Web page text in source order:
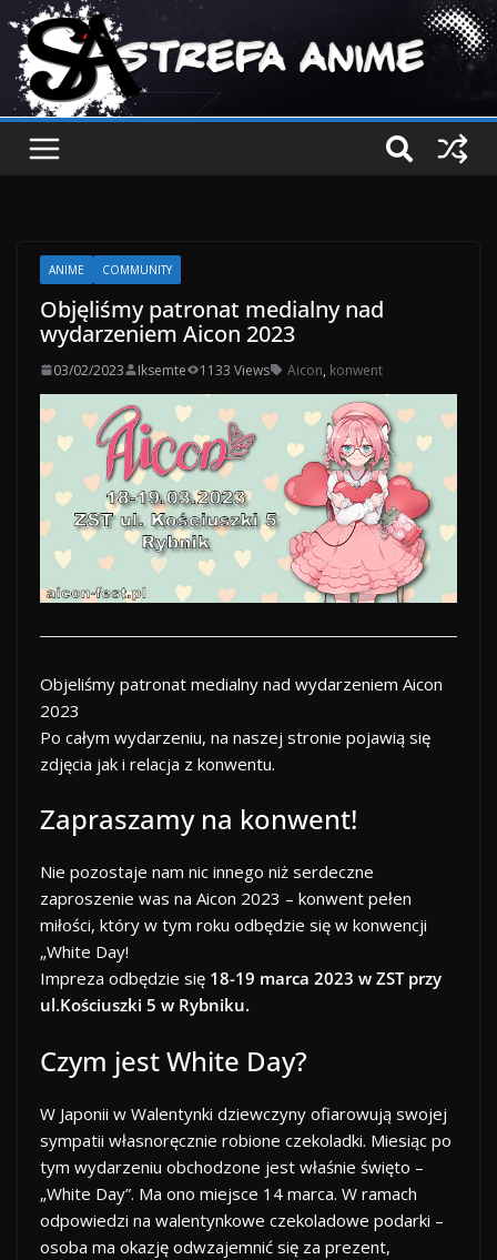
ANIME COMMUNITY
Objęliśmy patronat medialny nad
wydarzeniem Aicon 2023
03/02/2023 Iksemte 1133 Views Aicon, konwent
Objeliśmy patronat medialny nad wydarzeniem Aicon
2023
Po całym wydarzeniu, na naszej stronie pojawią się
zdjęcia jak i relacja z konwentu.
Zapraszamy na konwent!
Nie pozostaje nam nic innego niż serdeczne
zaproszenie was na Aicon 2023 – konwent pełen
miłości, który w tym roku odbędzie się w konwencji
„White Day!
Impreza odbędzie się 18-19 marca 2023 w ZST przy
ul.Kościuszki 5 w Rybniku.
Czym jest White Day?
W Japonii w Walentynki dziewczyny ofiarowują swojej
sympatii własnoręcznie robione czekoladki. Miesiąc po
tym wydarzeniu obchodzone jest właśnie święto –
„White Day”. Ma ono miejsce 14 marca. W ramach
odpowiedzi na walentynkowe czekoladowe podarki –
osoba ma okazję odwzajemnić się za prezent,